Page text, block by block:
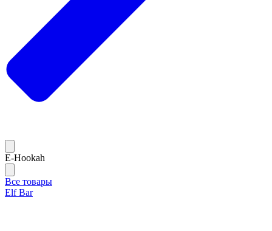
E-Hookah
Все товары
Elf Bar